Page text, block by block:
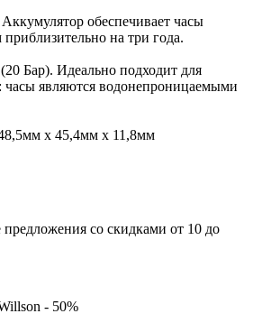
обеспечивает часы
на три года.
Бар). Идеально подходит для
часы являются водонепроницаемыми
x 45,4мм x 11,8мм
со скидками от 10 до
- 50%